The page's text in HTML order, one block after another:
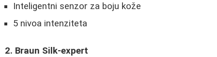
Inteligentni senzor za boju kože
5 nivoa intenziteta
2. Braun Silk-expert